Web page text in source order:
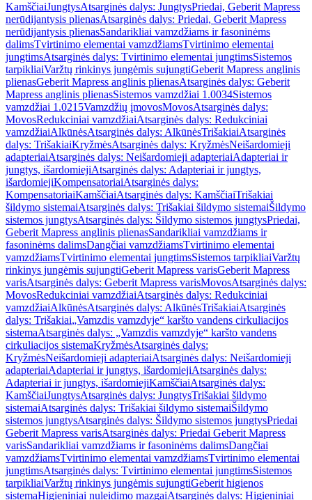
KamščiaiJungtysAtsarginės dalys: JungtysPriedai, Geberit Mapress
nerūdijantysis plienasAtsarginės dalys: Priedai, Geberit Mapress
nerūdijantysis plienasSandarikliai vamzdžiams ir fasoninėms
dalimsTvirtinimo elementai vamzdžiamsTvirtinimo elementai
jungtimsAtsarginės dalys: Tvirtinimo elementai jungtimsSistemos
tarpikliaiVaržtų rinkinys jungėmis sujungtiGeberit Mapress anglinis
plienasGeberit Mapress anglinis plienasAtsarginės dalys: Geberit
Mapress anglinis plienasSistemos vamzdžiai 1.0034Sistemos
vamzdžiai 1.0215Vamzdžių įmovosMovosAtsarginės dalys:
MovosRedukciniai vamzdžiaiAtsarginės dalys: Redukciniai
vamzdžiaiAlkūnėsAtsarginės dalys: AlkūnėsTrišakiaiAtsarginės
dalys: TrišakiaiKryžmėsAtsarginės dalys: KryžmėsNeišardomieji
adapteriaiAtsarginės dalys: Neišardomieji adapteriaiAdapteriai ir
jungtys, išardomiejiAtsarginės dalys: Adapteriai ir jungtys,
išardomiejiKompensatoriaiAtsarginės dalys:
KompensatoriaiKamščiaiAtsarginės dalys: KamščiaiTrišakiai
šildymo sistemaiAtsarginės dalys: Trišakiai šildymo sistemaiŠildymo
sistemos jungtysAtsarginės dalys: Šildymo sistemos jungtysPriedai,
Geberit Mapress anglinis plienasSandarikliai vamzdžiams ir
fasoninėms dalimsDangčiai vamzdžiamsTvirtinimo elementai
vamzdžiamsTvirtinimo elementai jungtimsSistemos tarpikliaiVaržtų
rinkinys jungėmis sujungtiGeberit Mapress varisGeberit Mapress
varisAtsarginės dalys: Geberit Mapress varisMovosAtsarginės dalys:
MovosRedukciniai vamzdžiaiAtsarginės dalys: Redukciniai
vamzdžiaiAlkūnėsAtsarginės dalys: AlkūnėsTrišakiaiAtsarginės
dalys: Trišakiai„Vamzdis vamzdyje“ karšto vandens cirkuliacijos
sistemaAtsarginės dalys: „Vamzdis vamzdyje“ karšto vandens
cirkuliacijos sistemaKryžmėsAtsarginės dalys:
KryžmėsNeišardomieji adapteriaiAtsarginės dalys: Neišardomieji
adapteriaiAdapteriai ir jungtys, išardomiejiAtsarginės dalys:
Adapteriai ir jungtys, išardomiejiKamščiaiAtsarginės dalys:
KamščiaiJungtysAtsarginės dalys: JungtysTrišakiai šildymo
sistemaiAtsarginės dalys: Trišakiai šildymo sistemaiŠildymo
sistemos jungtysAtsarginės dalys: Šildymo sistemos jungtysPriedai
Geberit Mapress varisAtsarginės dalys: Priedai Geberit Mapress
varisSandarikliai vamzdžiams ir fasoninėms dalimsDangčiai
vamzdžiamsTvirtinimo elementai vamzdžiamsTvirtinimo elementai
jungtimsAtsarginės dalys: Tvirtinimo elementai jungtimsSistemos
tarpikliaiVaržtų rinkinys jungėmis sujungtiGeberit higienos
sistemaHigieniniai nuleidimo mazgaiAtsarginės dalys: Higieniniai